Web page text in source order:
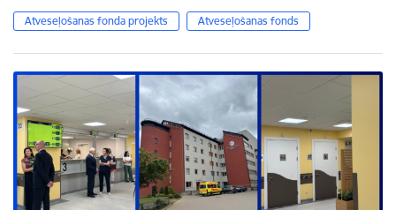
Atveseļošanas fonda projekts Atveseļošanas fonds